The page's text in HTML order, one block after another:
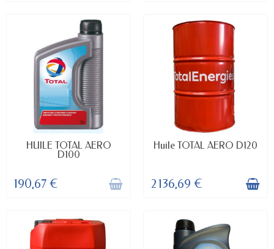
RUPTURE DE STOCK
HUILE TOTAL AERO
D100
190,67 €
DELAI : UNIQUEMENT SUR
Huile TOTAL AERO D120
2 136,69 €